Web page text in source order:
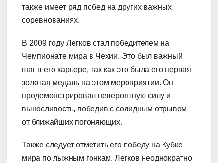
также имеет ряд побед на других важных
соревнованиях.
В 2009 году Легков стал победителем на
Чемпионате мира в Чехии. Это был важный
шаг в его карьере, так как это была его первая
золотая медаль на этом мероприятии. Он
продемонстрировал невероятную силу и
выносливость, победив с солидным отрывом
от ближайших погоняющих.
Также следует отметить его победу на Кубке
мира по лыжным гонкам. Легков неоднократно